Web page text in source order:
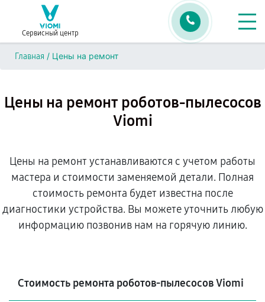
Сервисный центр
Главная / Цены на ремонт
Цены на ремонт роботов-пылесосов
Viomi
Цены на ремонт устанавливаются с учетом работы
мастера и стоимости заменяемой детали. Полная
стоимость ремонта будет известна после
диагностики устройства. Вы можете уточнить любую
информацию позвонив нам на горячую линию.
Стоимость ремонта роботов-пылесосов Viomi